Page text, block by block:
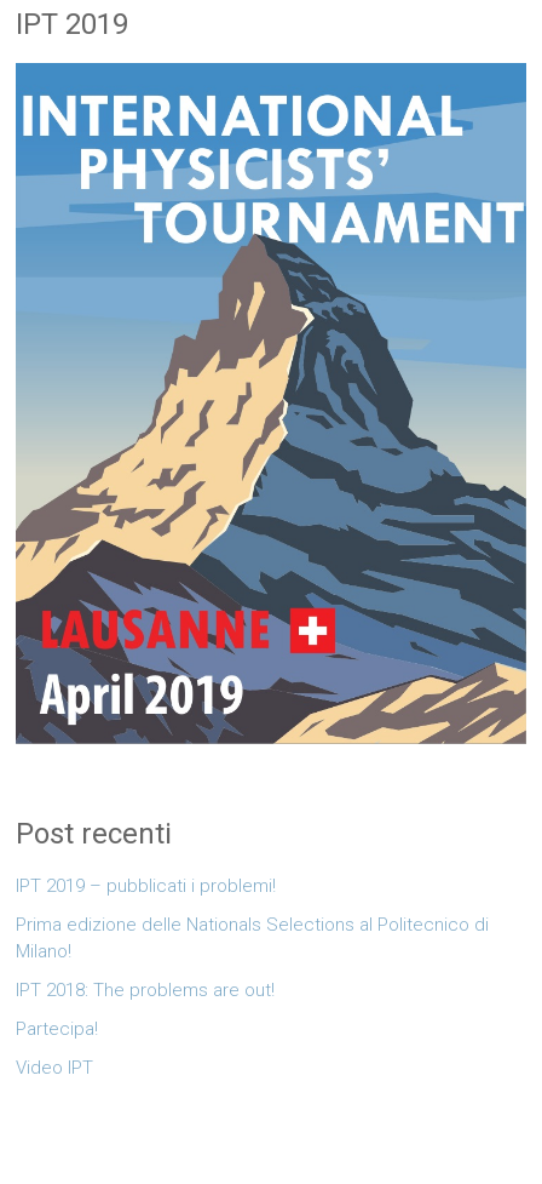
IPT 2019
Post recenti
IPT 2019 – pubblicati i problemi!
Prima edizione delle Nationals Selections al Politecnico di
Milano!
IPT 2018: The problems are out!
Partecipa!
Video IPT